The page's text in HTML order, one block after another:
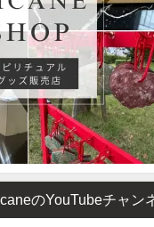
のYouTubeチャン